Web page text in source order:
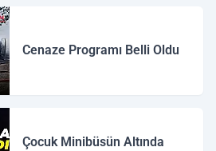
Cenaze Programı Belli Oldu
Çocuk Minibüsün Altında